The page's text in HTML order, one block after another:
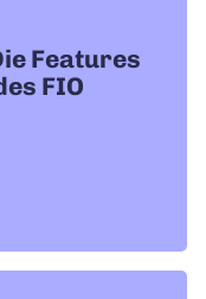
Features
FIO